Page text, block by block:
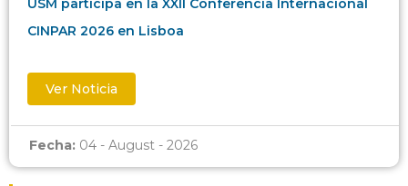
CINPAR 2026 en Lisboa
Ver Noticia
Fecha: 04 - August - 2026